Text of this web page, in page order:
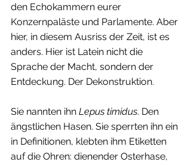
den Echokammern eurer
Konzernpaläste und Parlamente. Aber
hier, in diesem Ausriss der Zeit, ist es
anders. Hier ist Latein nicht die
Sprache der Macht, sondern der
Entdeckung. Der Dekonstruktion.
Sie nannten ihn Lepus timidus. Den
ängstlichen Hasen. Sie sperrten ihn ein
in Definitionen, klebten ihm Etiketten
auf die Ohren: dienender Osterhase,